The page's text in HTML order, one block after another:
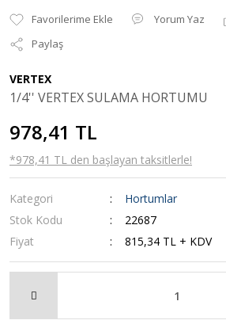
Yorum Yaz
Paylaş
VERTEX
1/4'' VERTEX SULAMA HORTUMU
978,41 TL
*978,41 TL den başlayan taksitlerle!
Kategori
Hortumlar
Stok Kodu
22687
Fiyat
815,34 TL + KDV